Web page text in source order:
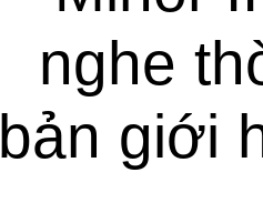
nghe
bản giới